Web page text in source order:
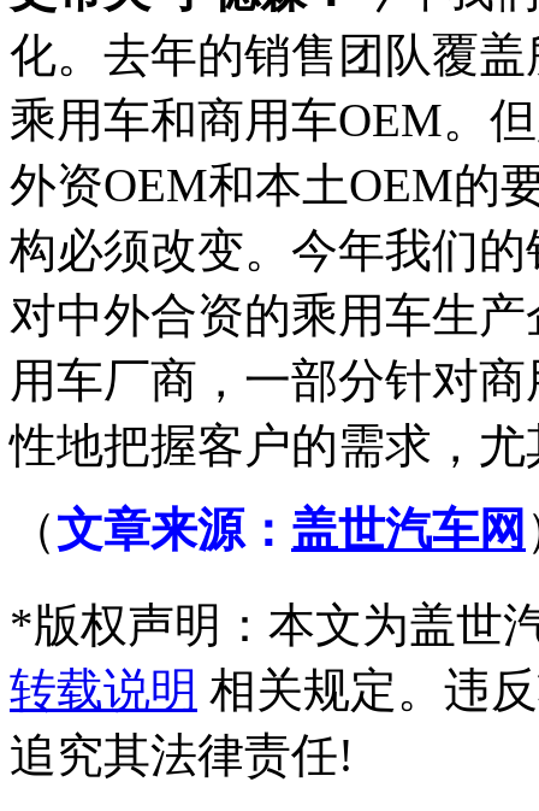
化。去年的销售团队覆
乘用车和商用车OEM。
外资OEM和本土OEM的
构必须改变。今年我们
对中外合资的乘用车生
用车厂商，一部分针对
性地把握客户的需求，
（文章来源： 盖世汽车网
*版权声明：本文为盖世
转载说明 相关规定。违
追究其法律责任!